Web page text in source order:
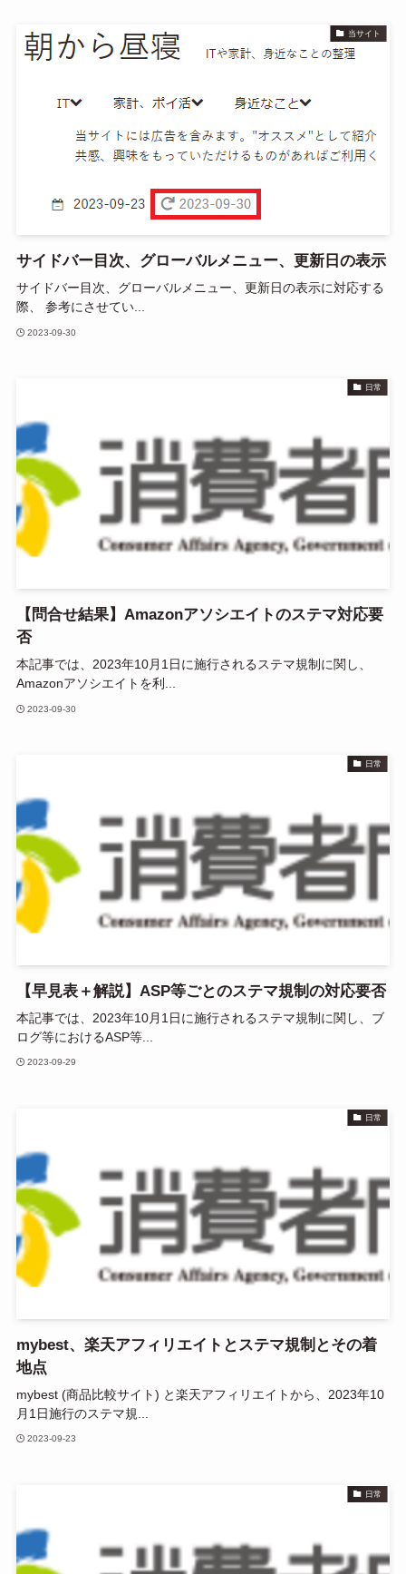
当サイト
サイドバー目次、グローバルメニュー、更新日の表示
サイドバー目次、グローバルメニュー、更新日の表示に対応する
際、 参考にさせてい...
2023-09-30
日常
【問合せ結果】Amazonアソシエイトのステマ対応要
否
本記事では、2023年10月1日に施行されるステマ規制に関し、
Amazonアソシエイトを利...
2023-09-30
日常
【早見表＋解説】ASP等ごとのステマ規制の対応要否
本記事では、2023年10月1日に施行されるステマ規制に関し、ブ
ログ等におけるASP等...
2023-09-29
日常
mybest、楽天アフィリエイトとステマ規制とその着
地点
mybest (商品比較サイト) と楽天アフィリエイトから、2023年10
月1日施行のステマ規...
2023-09-23
日常